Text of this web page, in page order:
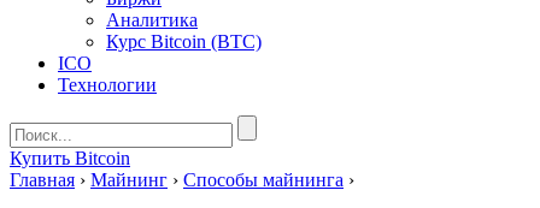
Аналитика
Курс Bitcoin (BTC)
ICO
Технологии
Купить Bitcoin
Главная › Майнинг › Способы майнинга ›